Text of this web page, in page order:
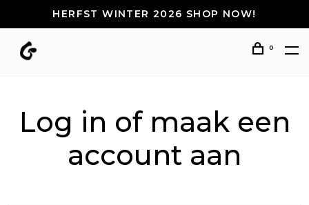
HERFST WINTER 2026 SHOP NOW!
0
Log in of maak een
account aan